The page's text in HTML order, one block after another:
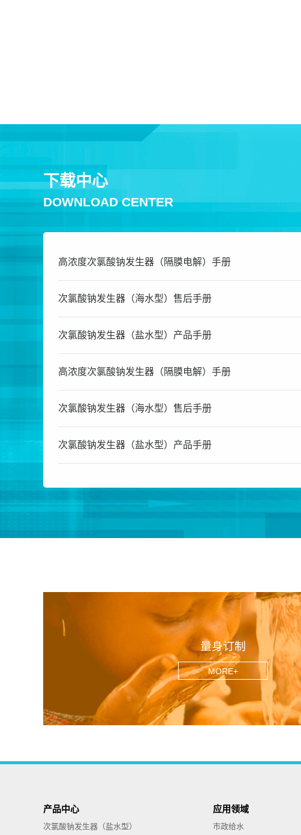
下载中心
DOWNLOAD CENTER
高浓度次氯酸钠发生器（隔膜电解）手册
次氯酸钠发生器（海水型）售后手册
次氯酸钠发生器（盐水型）产品手册
高浓度次氯酸钠发生器（隔膜电解）手册
次氯酸钠发生器（海水型）售后手册
次氯酸钠发生器（盐水型）产品手册
量身订制
MORE+
产品中心
次氯酸钠发生器（盐水型）
应用领域
市政给水